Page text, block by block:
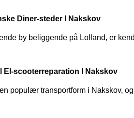
Diner-steder I Nakskov
by beliggende på Lolland, er
El-scooterreparation I Nakskov
populær transportform i Nakskov,